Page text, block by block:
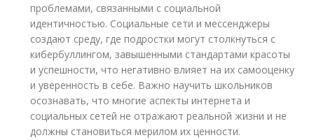
проблемами, связанными с социальной
идентичностью. Социальные сети и мессенджеры
создают среду, где подростки могут столкнуться с
кибербуллингом, завышенными стандартами красоты
и успешности, что негативно влияет на их самооценку
и уверенность в себе. Важно научить школьников
осознавать, что многие аспекты интернета и
социальных сетей не отражают реальной жизни и не
должны становиться мерилом их ценности.